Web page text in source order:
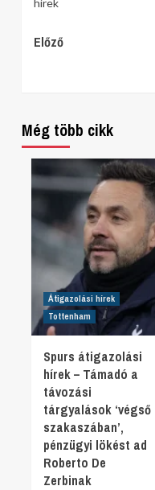
Continue
Előző
Még több cikk
Átigazolási hírek
Tottenham
Spurs átigazolási
hírek – Támadó a
távozási
tárgyalások ‘végső
szakaszában’,
pénzügyi lökést ad
Roberto De
Zerbinak